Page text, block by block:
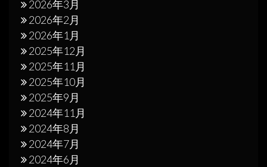
2026年3月
2026年2月
2026年1月
2025年12月
2025年11月
2025年10月
2025年9月
2024年11月
2024年8月
2024年7月
2024年6月